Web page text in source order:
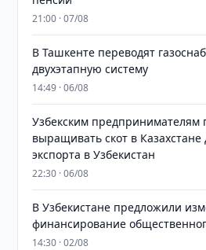
21:00 · 07/08
В Ташкенте переводят
двухэтапную систему
14:49 · 06/08
Узбекским предпринимателям
выращивать скот в
экспорта в Узбекистан
22:30 · 06/08
В Узбекистане предложили
финансирование
14:30 · 02/08